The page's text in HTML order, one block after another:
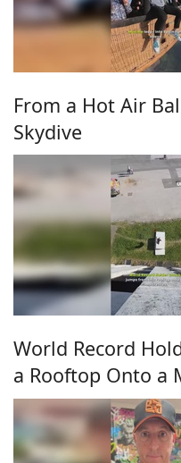
From a Hot Air
Skydive
World Record
a Rooftop Onto a